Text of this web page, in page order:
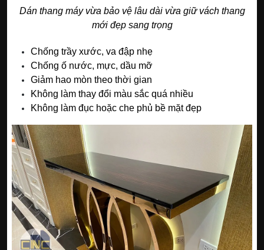
Dán thang máy vừa bảo vệ lâu dài vừa giữ vách thang
mới đẹp sang trọng
Chống trầy xước, va đập nhẹ
Chống ố nước, mực, dầu mỡ
Giảm hao mòn theo thời gian
Không làm thay đổi màu sắc quá nhiều
Không làm đục hoặc che phủ bề mặt đẹp